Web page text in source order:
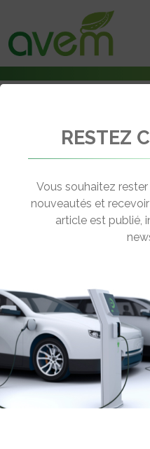
Des piles hydrogène Toyota
← Revenir aux actualités
DES PILES
DANS LES
FRANÇAIS
Rédigé par Philippe
0 commentaires
RESTEZ
Vous souhaitez
nouveautés et
article est publié,